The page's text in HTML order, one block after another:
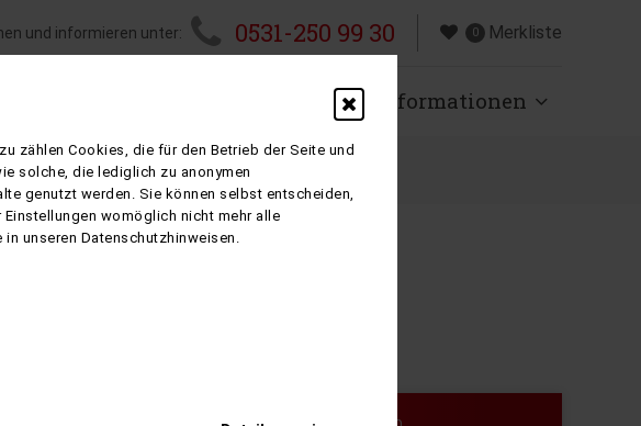
0 Merkliste
und informieren unter: 0531-250 99 30
Informationen
zählen Cookies, die für den Betrieb der Seite und
solche, die lediglich zu anonymen
genutzt werden. Sie können selbst entscheiden,
womöglich nicht mehr alle
unseren Datenschutzhinweisen.